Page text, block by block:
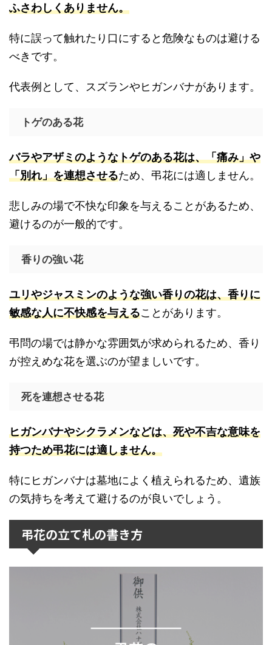
ふさわしくありません。
特に誤って触れたり口にすると危険なものは避ける
べきです。
代表例として、スズランやヒガンバナがあります。
トゲのある花
バラやアザミのようなトゲのある花は、「痛み」や
「別れ」を連想させるため、弔花には適しません。
悲しみの場で不快な印象を与えることがあるため、
避けるのが一般的です。
香りの強い花
ユリやジャスミンのような強い香りの花は、香りに
敏感な人に不快感を与えることがあります。
弔問の場では静かな雰囲気が求められるため、香り
が控えめな花を選ぶのが望ましいです。
死を連想させる花
ヒガンバナやシクラメンなどは、死や不吉な意味を
持つため弔花には適しません。
特にヒガンバナは墓地によく植えられるため、遺族
の気持ちを考えて避けるのが良いでしょう。
弔花の立て札の書き方